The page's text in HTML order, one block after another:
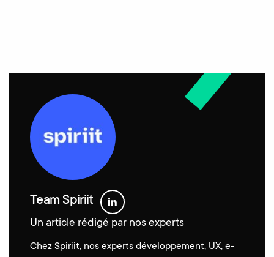
Team Spiriit
Un article rédigé par nos experts
Chez Spiriit, nos experts développement, UX, e-